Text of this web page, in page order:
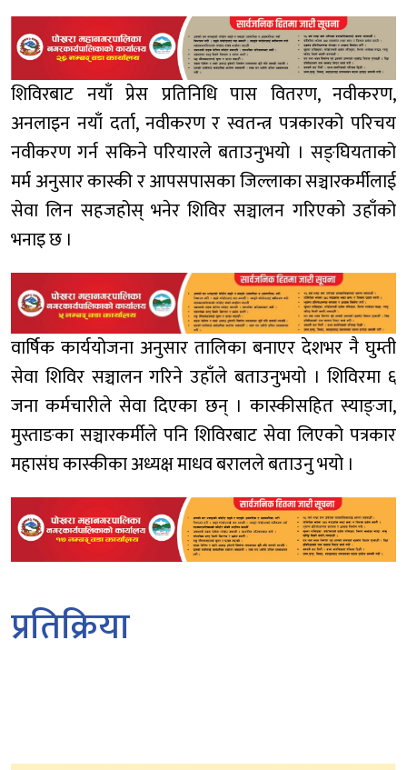
शिविरबाट नयाँ प्रेस प्रतिनिधि पास वितरण, नवीकरण,
अनलाइन नयाँ दर्ता, नवीकरण र स्वतन्त्र पत्रकारको परिचय
नवीकरण गर्न सकिने परियारले बताउनुभयो । सङ्घियताको
मर्म अनुसार कास्की र आपसपासका जिल्लाका सञ्चारकर्मीलाई
सेवा लिन सहजहोस् भनेर शिविर सञ्चालन गरिएको उहाँको
भनाइ छ ।
वार्षिक कार्ययोजना अनुसार तालिका बनाएर देशभर नै घुम्ती
सेवा शिविर सञ्चालन गरिने उहाँले बताउनुभयो । शिविरमा ६
जना कर्मचारीले सेवा दिएका छन् । कास्कीसहित स्याङ्जा,
मुस्ताङका सञ्चारकर्मीले पनि शिविरबाट सेवा लिएको पत्रकार
महासंघ कास्कीका अध्यक्ष माधव बरालले बताउनु भयो ।
प्रतिक्रिया